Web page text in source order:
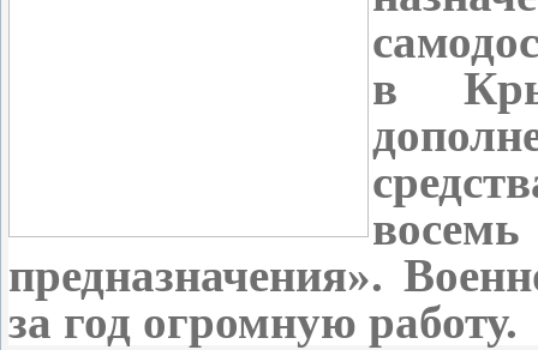
в
восемь
предназначения».
за год огромную работу.